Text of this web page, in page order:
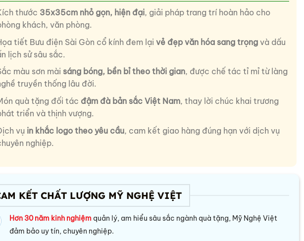
thước 35x35cm nhỏ gọn, hiện đại, giải pháp trang trí hoàn hảo cho
khách, văn phòng.
tiết Bưu điện Sài Gòn cổ kính đem lại vẻ đẹp văn hóa sang trọngvà dấu
lịch sử sâu sắc.
màu sơn mài sáng bóng, bền bỉ theo thời gian, được chế tác tỉ mỉ từ làng
truyền thống lâu đời.
quà tặng đối tác đậm đà bản sắc Việt Nam, thay lời chúc khai trương
triển và thịnh vượng.
vụ in khắc logo theo yêu cầu, cam kết giao hàng đúng hạn với dịch vụ
nghiệp.
KẾT CHẤT LƯỢNG MỸ NGHỆ VIỆT
Hơn 30 năm kinh nghiệm quản lý, am hiểu sâu sắc ngành quà tặng, Mỹ Nghệ Việt
đảm bảo uy tín, chuyên nghiệp.